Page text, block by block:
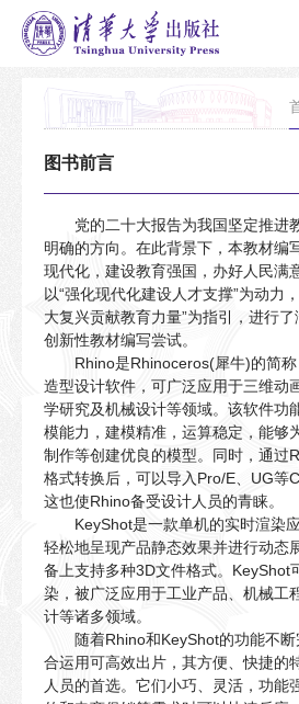
图书前言
党的二十大报告为我国坚定推进
明确的方向。在此背景下，本教材编
现代化，建设教育强国，办好人民满
以“强化现代化建设人才支撑”为动力
大复兴贡献教育力量”为指引，进行
创新性教材编写尝试。
Rhino是Rhinoceros(犀牛)的简
造型设计软件，可广泛应用于三维动
学研究及机械设计等领域。该软件功
模能力，建模精准，运算稳定，能够
制作等创建优良的模型。同时，通过
格式转换后，可以导入Pro/E、UG等
这也使Rhino备受设计人员的青睐。
KeyShot是一款单机的实时渲染
轻松地呈现产品静态效果并进行动态
备上支持多种3D文件格式。KeyShot
染，被广泛应用于工业产品、机械工
计等诸多领域。
随着Rhino和KeyShot的功能不
合运用可高效出片，其方便、快捷的
人员的首选。它们小巧、灵活，功能